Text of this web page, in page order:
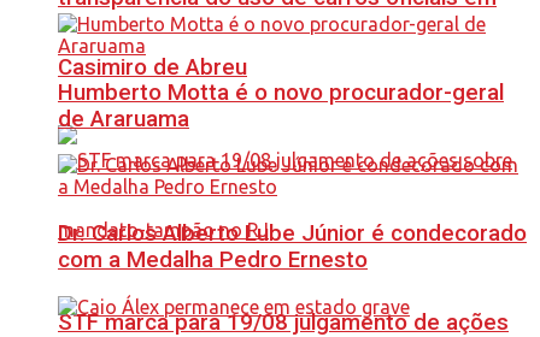
Casimiro de Abreu
STF marca para 19/08 julgamento de ações
Humberto Motta é o novo procurador-geral
de Araruama
Dr. Carlos Alberto Lube Júnior é condecorado
com a Medalha Pedro Ernesto